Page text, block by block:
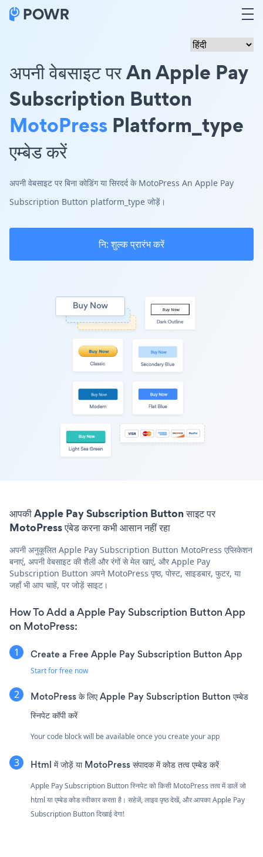
अपनी वेबसाइट पर An Apple Pay
Subscription Button
MotoPress Platform_type
एम्बेड करें
अपनी वेबसाइट पर बिना कोडिंग या सिरदर्द के MotoPress An Apple Pay
Subscription Button platform_type जोड़ें।
नि: शुल्क प्रारंभ करें
आपकी Apple Pay Subscription Button साइट पर
MotoPress एंबेड करना कभी आसान नहीं रहा
अपनी अनुकूलित Apple Pay Subscription Button MotoPress एप्लिकेशन
बनाएं, अपनी वेबसाइट की शैली और रंगों से मेल खाएं, और Apple Pay
Subscription Button अपने MotoPress पृष्ठ, पोस्ट, साइडबार, फुटर, या
जहाँ भी आप चाहें, पर जोड़ें साइट।
How To Add a Apple Pay Subscription Button App
on MotoPress:
Create a Free Apple Pay Subscription Button App
Start for free now
MotoPress के लिए Apple Pay Subscription Button एम्बेड
स्निपेट कॉपी करें
Your code block will be available once you create your app
Html में जोड़ें या MotoPress संपादक में कोड तत्व एम्बेड करें
Apple Pay Subscription Button स्निपेट को किसी MotoPress तत्व में डालें जो
html या एम्बेड कोड स्वीकार करता है। सहेजें, लाइव पृष्ठ देखें, और आपका Apple Pay
Subscription Button दिखाई देगा!